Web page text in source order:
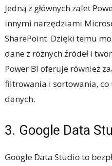
Jedną z głównych zalet
innymi narzędziami
SharePoint. Dzięki temu
dane z różnych źródeł i
Power BI oferuje również
filtrowania i sortowania, co
danych.
3. Google Data
Google Data Studio to